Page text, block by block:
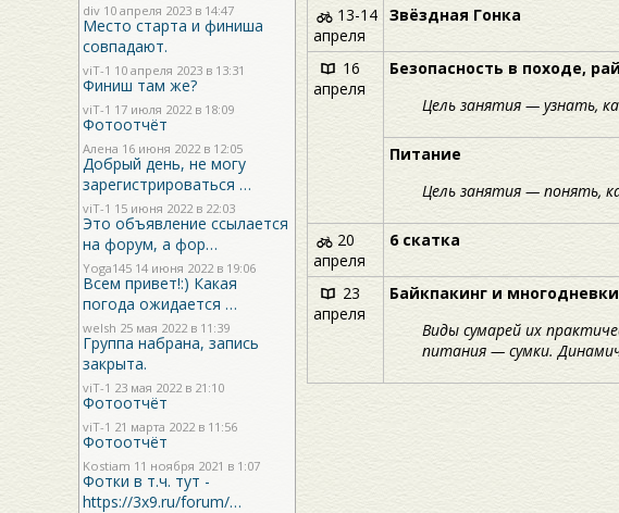
div 10 апреля 2023 в 14:47
Место старта и финиша
совпадают.
viT-1 10 апреля 2023 в 13:31
Финиш там же?
viT-1 17 июля 2022 в 18:09
Фотоотчёт
Алена 16 июня 2022 в 12:05
Добрый день, не могу
зарегистрироваться …
viT-1 15 июня 2022 в 22:03
Это объявление ссылается
на форум, а фор…
Yoga145 14 июня 2022 в 19:06
Всем привет!:) Какая
погода ожидается …
welsh 25 мая 2022 в 11:39
Группа набрана, запись
закрыта.
viT-1 23 мая 2022 в 21:10
Фотоотчёт
viT-1 21 марта 2022 в 11:56
Фотоотчёт
Kostiam 11 ноября 2021 в 1:07
Фотки в т.ч. тут -
https://3x9.ru/forum/…
13-14
апреля
Звёздная Гонка
16
апреля
Безопасность в походе,
Цель занятия — узнать,
Питание
Цель занятия — понять,
20
апреля
6 скатка
23
апреля
Байкпакинг и
Виды сумарей их
питания — сумки.